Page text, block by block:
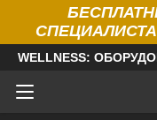
WELLNESS: